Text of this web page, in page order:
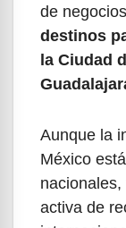
de
destinos
la Ciudad
Aunque la
México
activa de